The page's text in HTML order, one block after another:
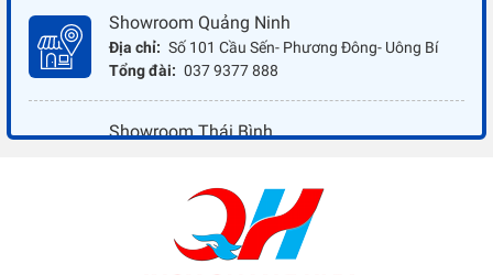
Showroom Quảng Ninh
Địa chỉ: Số 101 Cầu Sến- Phương Đông- Uông Bí
Tổng đài: 037 9377 888
Showroom Thái Bình
037 9377 888
Showroom Đồng Nai